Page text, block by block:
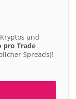
und
pro Trade
Spreads)!